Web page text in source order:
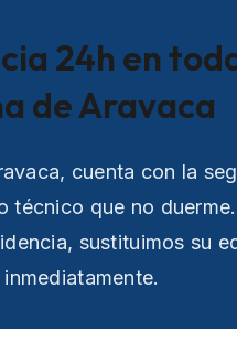
24h en
de Aravaca
cuenta con la
técnico que no
sustituimos su
inmediatamente.